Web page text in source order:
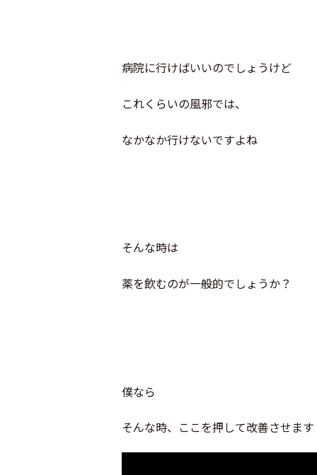
病院に行けばいいのでしょうけど
これくらいの風邪では、
なかなか行けないですよね
そんな時は
薬を飲むのが一般的でしょうか？
僕なら
そんな時、ここを押して改善させます